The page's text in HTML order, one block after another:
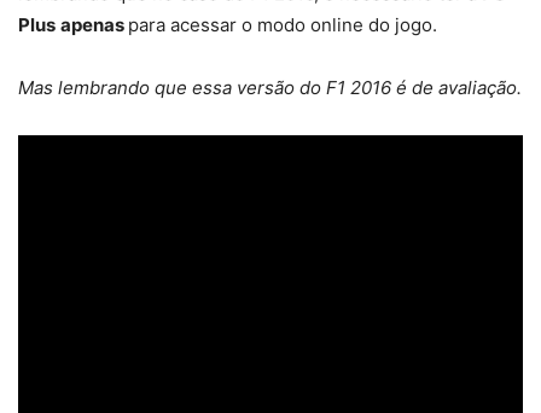
Plus apenas para acessar o modo online do jogo.
Mas lembrando que essa versão do F1 2016 é de avaliação.